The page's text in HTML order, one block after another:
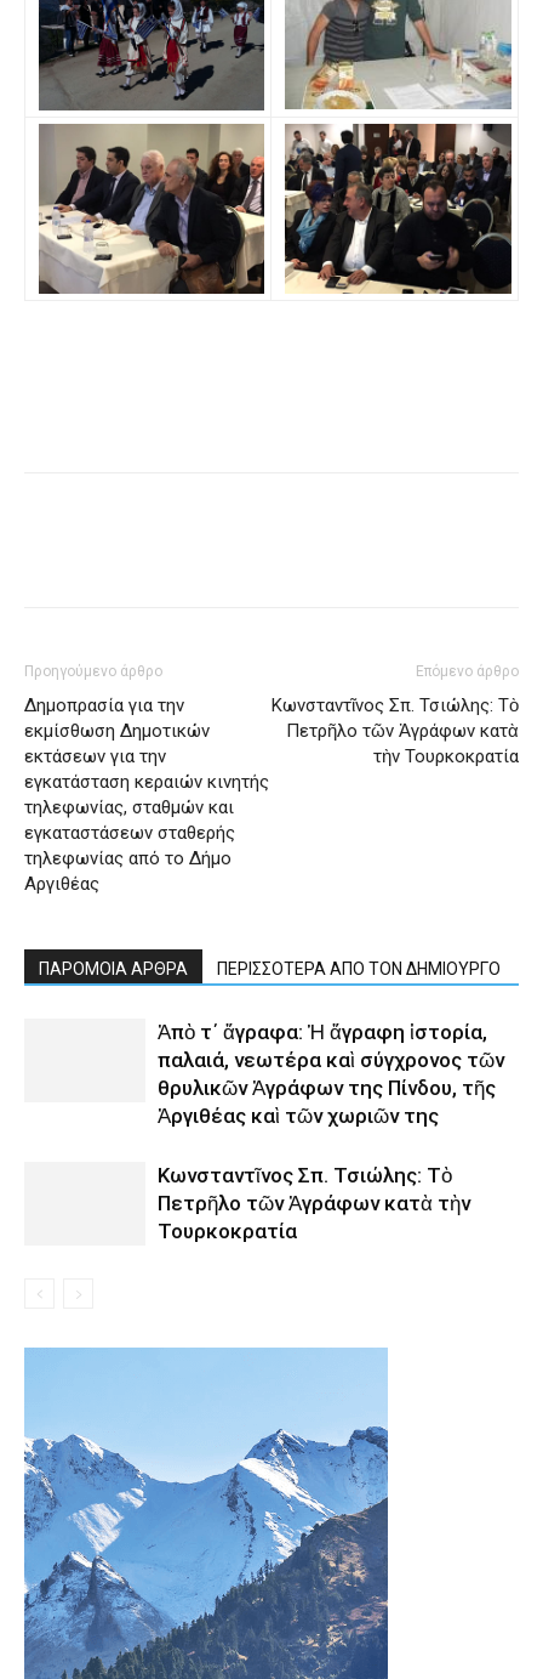
Προηγούμενο άρθρο
Δημοπρασία για την
εκμίσθωση Δημοτικών
εκτάσεων για την
εγκατάσταση κεραιών κινητής
τηλεφωνίας, σταθμών και
εγκαταστάσεων σταθερής
τηλεφωνίας από το Δήμο
Αργιθέας
Επόμενο άρθρο
Κωνσταντῖνος Σπ. Τσιώλης: Τὸ
Πετρῆλο τῶν Ἀγράφων κατὰ
τὴν Τουρκοκρατία
ΠΑΡΟΜΟΙΑ ΑΡΘΡΑ ΠΕΡΙΣΣΟΤΕΡΑ ΑΠΟ ΤΟΝ ΔΗΜΙΟΥΡΓΟ
Ἀπὸ τ΄ ἄγραφα: Ἡ ἄγραφη ἱστορία,
παλαιά, νεωτέρα καὶ σύγχρονος τῶν
θρυλικῶν Ἀγράφων της Πίνδου, τῆς
Ἀργιθέας καὶ τῶν χωριῶν της
Κωνσταντῖνος Σπ. Τσιώλης: Τὸ
Πετρῆλο τῶν Ἀγράφων κατὰ τὴν
Τουρκοκρατία